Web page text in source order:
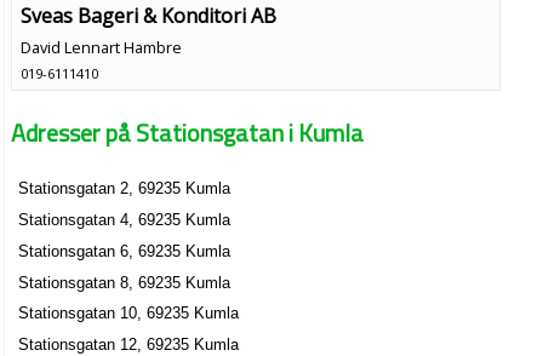
Sveas Bageri & Konditori AB
David Lennart Hambre
019-6111410
Stationshotellet i T-län AB
019-579020
Stationsgatan 4, 69235 Kumla
ARITA AB
Leif Gustafsson
019-581823
Stationsgatan 5, 69235 Kumla
Adresser på Stationsgatan i Kumla
Stationsgatan 2, 69235 Kumla
Stationsgatan 4, 69235 Kumla
Stationsgatan 6, 69235 Kumla
Stationsgatan 8, 69235 Kumla
Stationsgatan 10, 69235 Kumla
Stationsgatan 12, 69235 Kumla